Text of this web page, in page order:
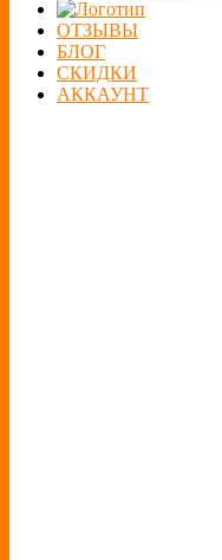
ОТЗЫВЫ
БЛОГ
СКИДКИ
АККАУНТ